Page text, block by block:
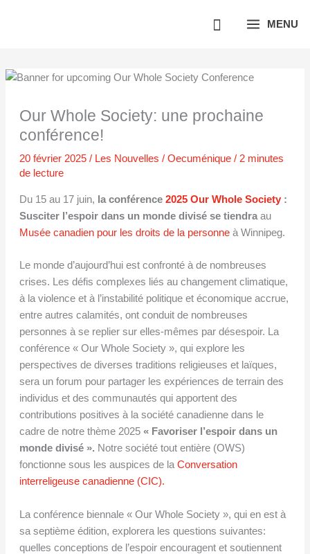
MENU
Our Whole Society: une prochaine
conférence!
20 février 2025 / Les Nouvelles / Oecuménique/ 2 minutes
de lecture
Du 15 au 17 juin, la conférence 2025 Our Whole Society:
Susciter l’espoir dans un monde divisé se tiendraau
Musée canadien pour les droits de la personneà Winnipeg.
Le monde d’aujourd’hui est confronté à de nombreuses
crises. Les défis complexes liés au changement climatique,
à la violence et à l’instabilité politique et économique accrue,
entre autres calamités, ont conduit de nombreuses
personnes à se replier sur elles-mêmes par désespoir. La
conférence « Our Whole Society », qui explore les
perspectives de diverses traditions religieuses et laïques,
sera un forum pour partager les expériences de terrain des
individus et des communautés qui apportent des
contributions positives à la société canadienne dans le
cadre de notre thème 2025« Favoriser l’espoir dans un
monde divisé ». Notre société tout entière (OWS)
fonctionne sous les auspices de laConversation
interreligeuse canadienne (CIC).
La conférence biennale « Our Whole Society », qui en est à
sa septième édition, explorera les questions suivantes:
quelles conceptions de l’espoir encouragent et soutiennent